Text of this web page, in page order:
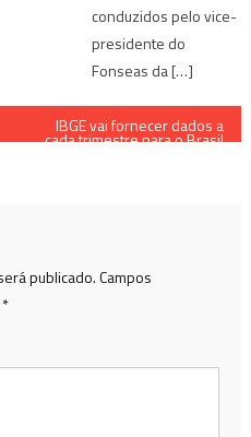
conduzidos pelo vice-
presidente do
Fonseas da […]
IBGE vai fornecer dados a
cada trimestre para o Brasil
publicado.Campos
*